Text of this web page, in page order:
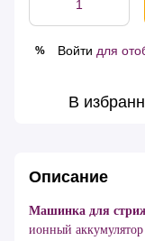
% Войти для
В
Описание
Машинка для
ионный аккумулятор